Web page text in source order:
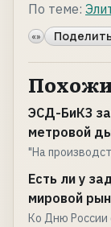
По теме:
«»
ЭСД-БиКЗ
метровой
"На
Есть ли у
мировой
Ко Дню России